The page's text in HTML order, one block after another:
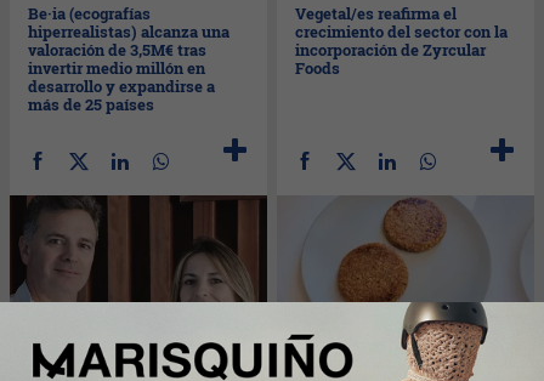
Be·ia (ecografías
hiperrealistas) alcanza una
valoración de 3,5M€ tras
invertir medio millón en
desarrollo y expandirse a
más de 25 países
Vegetal/es reafirma el
crecimiento del sector con la
incorporación de Zyrcular
Foods